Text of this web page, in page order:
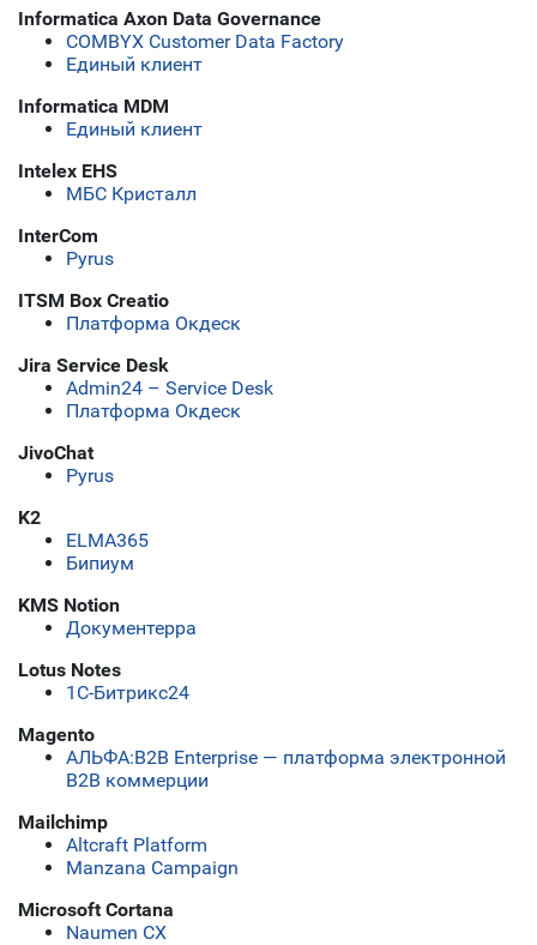
Informatica Axon Data Governance
COMBYX Customer Data Factory
Единый клиент
Informatica MDM
Единый клиент
Intelex EHS
МБС Кристалл
InterCom
Pyrus
ITSM Box Creatio
Платформа Окдеск
Jira Service Desk
Admin24 – Service Desk
Платформа Окдеск
JivoChat
Pyrus
K2
ELMA365
Бипиум
KMS Notion
Документерра
Lotus Notes
1С-Битрикс24
Magento
АЛЬФА:B2B Enterprise — платформа электронной
B2B коммерции
Mailchimp
Altcraft Platform
Manzana Campaign
Microsoft Cortana
Naumen CX